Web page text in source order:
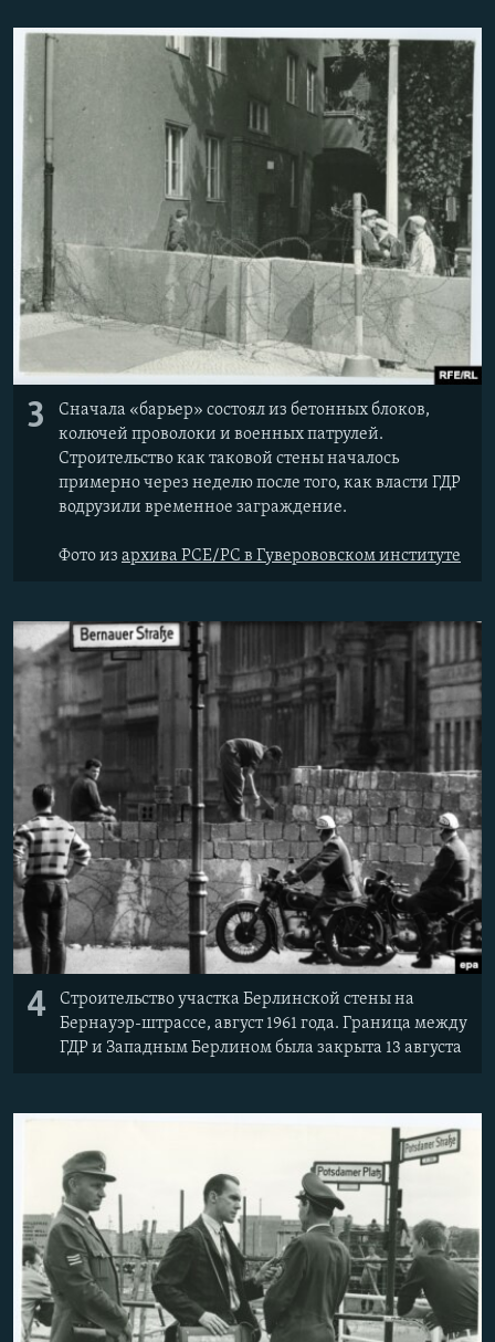
3
Сначала «барьер» состоял из бетонных блоков,
колючей проволоки и военных патрулей.
Строительство как таковой стены началось
примерно через неделю после того, как власти ГДР
водрузили временное заграждение.
Фото из архива РСЕ/РС в Гуверововском институте
4
Строительство участка Берлинской стены на
Бернауэр-штрассе, август 1961 года. Граница между
ГДР и Западным Берлином была закрыта 13 августа